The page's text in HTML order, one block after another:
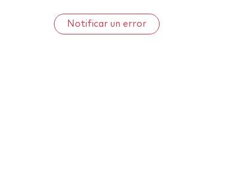
Notificar un error